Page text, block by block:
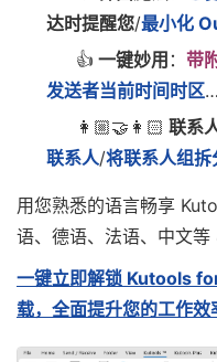
达时提醒您/最小化
👍 一键妙用 ：带
发送者当前时间时区
👩🏼‍🤝‍👩🏻 联系
联系人/将联系人组
用您熟悉的语言畅享
语、德语、法语、中文等
一键立即解锁 Kutools
载，全面提升您的工作效